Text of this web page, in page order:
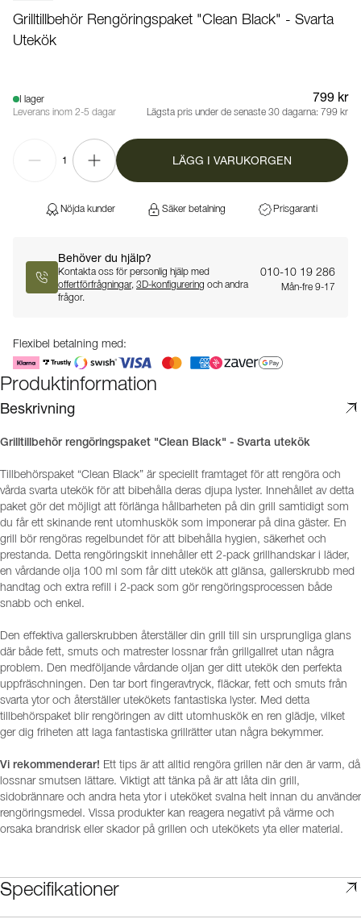
Grilltillbehör Rengöringspaket "Clean Black" - Svarta
Utekök
I lager
Leverans inom 2-5 dagar
799 kr
Lägsta pris under de senaste 30 dagarna: 799 kr
1 LÄGG I VARUKORGEN
Nöjda kunder Säker betalning Prisgaranti
Behöver du hjälp?
Kontakta oss för personlig hjälp med
offertförfrågningar, 3D-konfigurering och andra
frågor.
010-10 19 286
Mån-fre 9-17
Flexibel betalning med:
Produktinformation
Beskrivning
Grilltillbehör rengöringspaket "Clean Black" - Svarta utekök
Tillbehörspaket “Clean Black” är speciellt framtaget för att rengöra och
vårda svarta utekök för att bibehålla deras djupa lyster. Innehållet av detta
paket gör det möjligt att förlänga hållbarheten på din grill samtidigt som
du får ett skinande rent utomhuskök som imponerar på dina gäster. En
grill bör rengöras regelbundet för att bibehålla hygien, säkerhet och
prestanda. Detta rengöringskit innehåller ett 2-pack grillhandskar i läder,
en vårdande olja 100 ml som får ditt utekök att glänsa, gallerskrubb med
handtag och extra refill i 2-pack som gör rengöringsprocessen både
snabb och enkel.
Den effektiva gallerskrubben återställer din grill till sin ursprungliga glans
där både fett, smuts och matrester lossnar från grillgallret utan några
problem. Den medföljande vårdande oljan ger ditt utekök den perfekta
uppfräschningen. Den tar bort fingeravtryck, fläckar, fett och smuts från
svarta ytor och återställer utekökets fantastiska lyster. Med detta
tillbehörspaket blir rengöringen av ditt utomhuskök en ren glädje, vilket
ger dig friheten att laga fantastiska grillrätter utan några bekymmer.
Vi rekommenderar! Ett tips är att alltid rengöra grillen när den är varm, då
lossnar smutsen lättare. Viktigt att tänka på är att låta din grill,
sidobrännare och andra heta ytor i uteköket svalna helt innan du använder
rengöringsmedel. Vissa produkter kan reagera negativt på värme och
orsaka brandrisk eller skador på grillen och utekökets yta eller material.
Specifikationer